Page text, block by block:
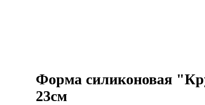
Форма силиконовая
23см